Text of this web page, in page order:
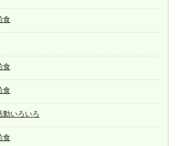
食
食
食
動いろいろ
食